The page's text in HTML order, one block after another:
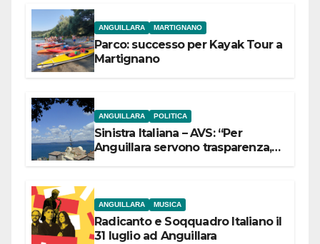
ANGUILLARA MARTIGNANO
Parco: successo per Kayak Tour a
Martignano
ANGUILLARA POLITICA
Sinistra Italiana – AVS: “Per
Anguillara servono trasparenza,
ANGUILLARA MUSICA
Radicanto e Soqquadro Italiano il
31 luglio ad Anguillara